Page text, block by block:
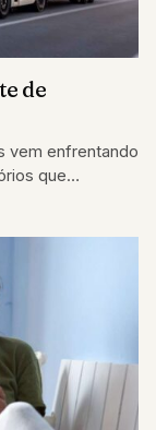
de
vem enfrentando
que